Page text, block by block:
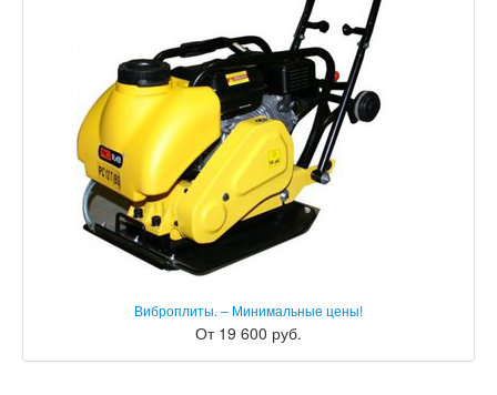
Виброплиты. – Минимальные цены!
От 19 600 руб.